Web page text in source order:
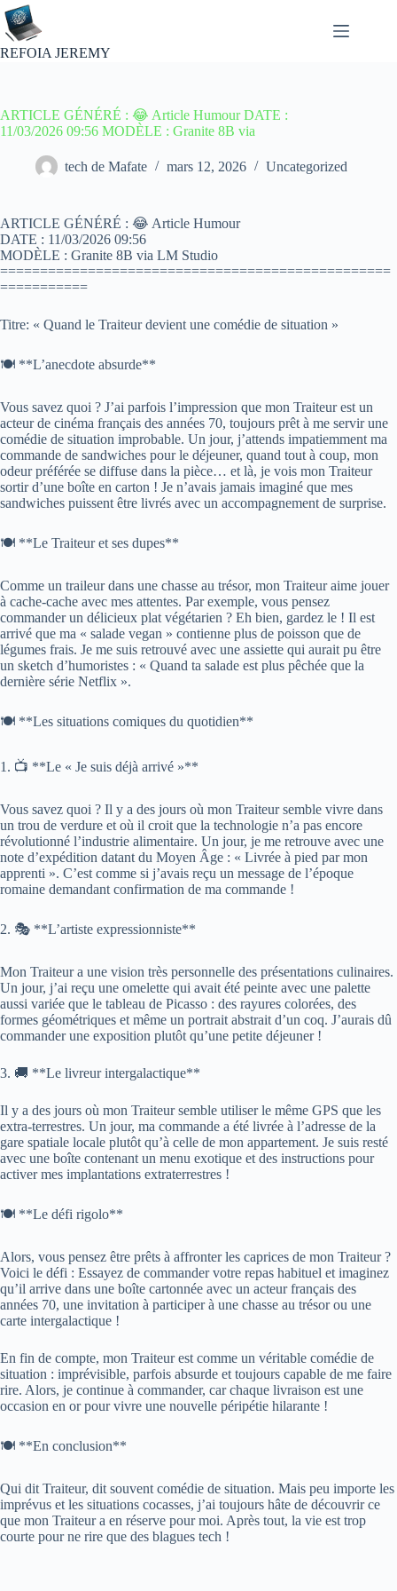
Passer
au
contenu
REFOIA JEREMY
ARTICLE GÉNÉRÉ : 😂 Article Humour DATE :
11/03/2026 09:56 MODÈLE : Granite 8B via
tech de Mafate mars 12, 2026 Uncategorized
ARTICLE GÉNÉRÉ : 😂 Article Humour
DATE : 11/03/2026 09:56
MODÈLE : Granite 8B via LM Studio
=================================================
===========
Titre: « Quand le Traiteur devient une comédie de situation »
🍽️ **L’anecdote absurde**
Vous savez quoi ? J’ai parfois l’impression que mon Traiteur est un
acteur de cinéma français des années 70, toujours prêt à me servir une
comédie de situation improbable. Un jour, j’attends impatiemment ma
commande de sandwiches pour le déjeuner, quand tout à coup, mon
odeur préférée se diffuse dans la pièce… et là, je vois mon Traiteur
sortir d’une boîte en carton ! Je n’avais jamais imaginé que mes
sandwiches puissent être livrés avec un accompagnement de surprise.
🍽️ **Le Traiteur et ses dupes**
Comme un traileur dans une chasse au trésor, mon Traiteur aime jouer
à cache-cache avec mes attentes. Par exemple, vous pensez
commander un délicieux plat végétarien ? Eh bien, gardez le ! Il est
arrivé que ma « salade vegan » contienne plus de poisson que de
légumes frais. Je me suis retrouvé avec une assiette qui aurait pu être
un sketch d’humoristes : « Quand ta salade est plus pêchée que la
dernière série Netflix ».
🍽️ **Les situations comiques du quotidien**
1. 📺 **Le « Je suis déjà arrivé »**
Vous savez quoi ? Il y a des jours où mon Traiteur semble vivre dans
un trou de verdure et où il croit que la technologie n’a pas encore
révolutionné l’industrie alimentaire. Un jour, je me retrouve avec une
note d’expédition datant du Moyen Âge : « Livrée à pied par mon
apprenti ». C’est comme si j’avais reçu un message de l’époque
romaine demandant confirmation de ma commande !
2. 🎭 **L’artiste expressionniste**
Mon Traiteur a une vision très personnelle des présentations culinaires.
Un jour, j’ai reçu une omelette qui avait été peinte avec une palette
aussi variée que le tableau de Picasso : des rayures colorées, des
formes géométriques et même un portrait abstrait d’un coq. J’aurais dû
commander une exposition plutôt qu’une petite déjeuner !
3. 🚚 **Le livreur intergalactique**
Il y a des jours où mon Traiteur semble utiliser le même GPS que les
extra-terrestres. Un jour, ma commande a été livrée à l’adresse de la
gare spatiale locale plutôt qu’à celle de mon appartement. Je suis resté
avec une boîte contenant un menu exotique et des instructions pour
activer mes implantations extraterrestres !
🍽️ **Le défi rigolo**
Alors, vous pensez être prêts à affronter les caprices de mon Traiteur ?
Voici le défi : Essayez de commander votre repas habituel et imaginez
qu’il arrive dans une boîte cartonnée avec un acteur français des
années 70, une invitation à participer à une chasse au trésor ou une
carte intergalactique !
En fin de compte, mon Traiteur est comme un véritable comédie de
situation : imprévisible, parfois absurde et toujours capable de me faire
rire. Alors, je continue à commander, car chaque livraison est une
occasion en or pour vivre une nouvelle péripétie hilarante !
🍽️ **En conclusion**
Qui dit Traiteur, dit souvent comédie de situation. Mais peu importe les
imprévus et les situations cocasses, j’ai toujours hâte de découvrir ce
que mon Traiteur a en réserve pour moi. Après tout, la vie est trop
courte pour ne rire que des blagues tech !